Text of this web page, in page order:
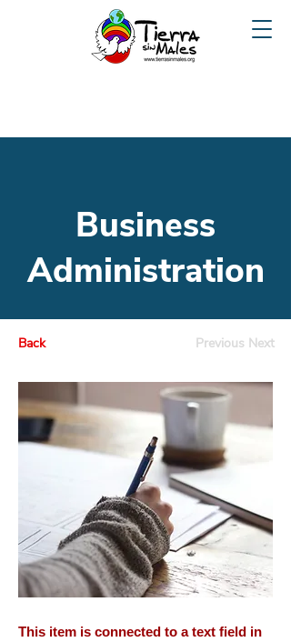
Business
Administration
Back Previous Next
This item is connected to a text field in